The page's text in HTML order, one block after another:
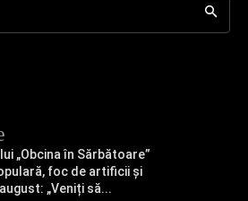
„Obcina în Sărbătoare”
foc de artificii și
„Veniți să...